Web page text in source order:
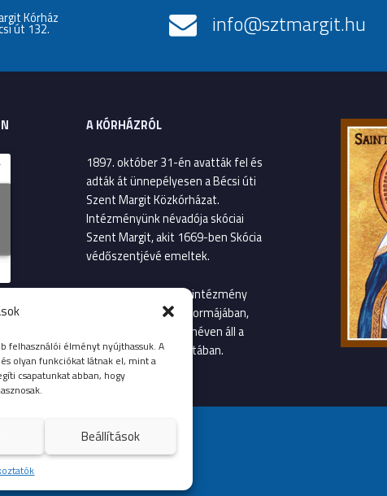
felhasználói élményt nyújthassuk. A
olyan funkciókat látnak el, mint a
csapatunkat abban, hogy
Beállítások
Kórház
út 132. info@sztmargit.hu
A KÓRHÁZRÓL
1897. október 31-én avatták fel és
adták át ünnepélyesen a Bécsi úti
Szent Margit Közkórházat.
Intézményünk névadója skóciai
Szent Margit, akit 1669-ben Skócia
védőszentjévé emeltek.
2013. január 1-től az intézmény
költségvetési szerv formájában,
Szent Margit Kórház néven áll a
betegellátás szolgálatában.
Kórház